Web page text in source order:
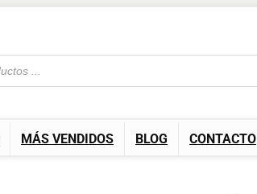
MÁS VENDIDOS BLOG CONTACTO